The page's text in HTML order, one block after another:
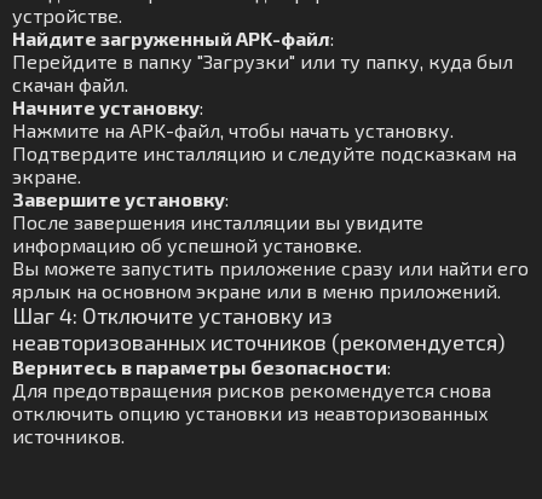
устройстве.
Найдите загруженный APK-файл:
Перейдите в папку "Загрузки" или ту папку, куда был
скачан файл.
Начните установку:
Нажмите на APK-файл, чтобы начать установку.
Подтвердите инсталляцию и следуйте подсказкам на
экране.
Завершите установку:
После завершения инсталляции вы увидите
информацию об успешной установке.
Вы можете запустить приложение сразу или найти его
ярлык на основном экране или в меню приложений.
Шаг 4: Отключите установку из
неавторизованных источников (рекомендуется)
Вернитесь в параметры безопасности:
Для предотвращения рисков рекомендуется снова
отключить опцию установки из неавторизованных
источников.